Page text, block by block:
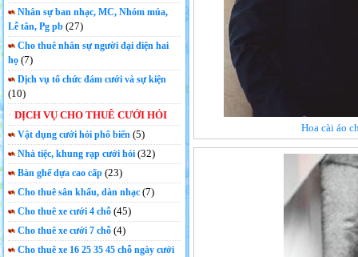
Nhân sự ban nhạc, MC, Nhóm múa,
Lễ tân, Pg pb (27)
Cho thuê nhân sự người đại diện hai
họ (7)
Dịch vụ tổ chức đám cưới và sự kiện
(10)
DỊCH VỤ CHO THUÊ CƯỚI HỎI
Vật dụng cưới hỏi phổ biến (5)
Nhà tiệc, khung rạp cưới hỏi (32)
Bàn ghế dựa cao cấp (23)
Cho thuê sân khấu, dàn nhạc (7)
Cho thuê xe cưới 4 chỗ (45)
Cho thuê xe cưới 7 chỗ (4)
Cho thuê xe 16 25 35 45 chỗ ngày cưới
Hoa cài áo